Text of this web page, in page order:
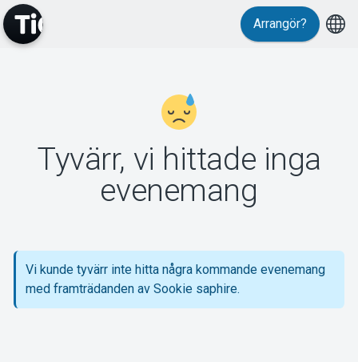
Support
Om Tickster
Arrangör?
Tyvärr, vi hittade inga
evenemang
Vi kunde tyvärr inte hitta några kommande evenemang
med framträdanden av Sookie saphire.